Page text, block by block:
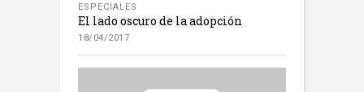
ESPECIALES
El lado oscuro de la adopción
18/04/2017